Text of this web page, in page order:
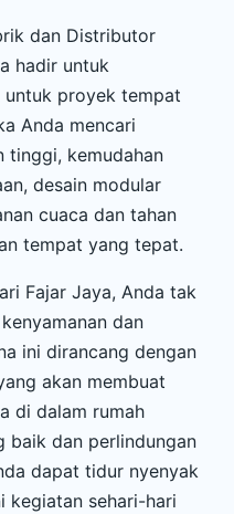
dan Distributor
hadir untuk
untuk proyek tempat
Anda mencari
tinggi, kemudahan
desain modular
cuaca dan tahan
tempat yang tepat.
Fajar Jaya, Anda tak
dan
ini dirancang dengan
akan membuat
di dalam rumah
baik dan perlindungan
dapat tidur nyenyak
kegiatan sehari-hari